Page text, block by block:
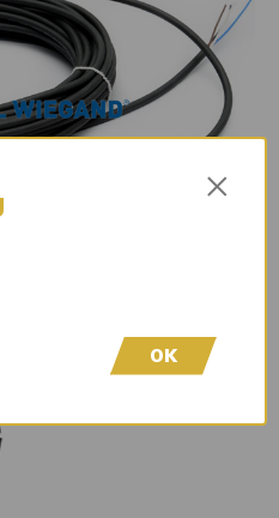
×
OK